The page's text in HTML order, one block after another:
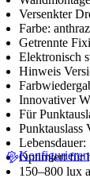
Versenkter
Farbe:
Getrennte
Elektronisch
Hinweis
Innovativer
Für
Punktauslass
Optimiert für
150–800 lux
Konfigurieren